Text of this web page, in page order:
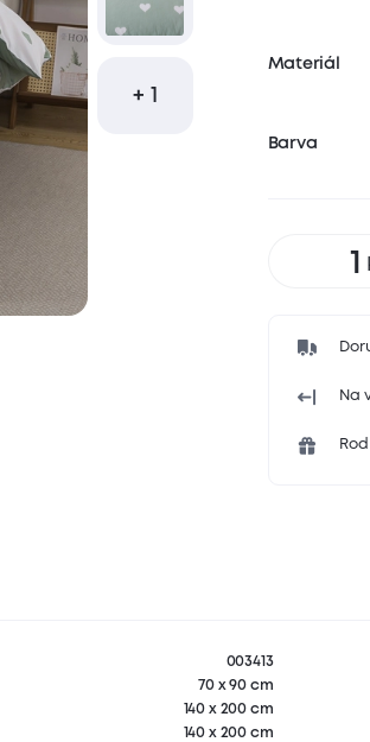
Materiál
Barva
Na
+ 1
003413
70 x 90 cm
140 x 200 cm
140 x 200 cm